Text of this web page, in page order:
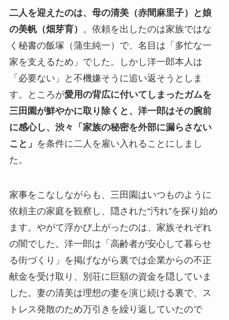
二人を迎えたのは、母の清美（赤間麻里子）と娘
の美帆（畑芽育） 。依頼を出したのは家族ではな
く秘書の飯塚（蒲生純一）で、名目は「多忙な一
家を支えるため」でした。しかし洋一郎本人は
「必要ない」と不機嫌そうに追い返そうとしま
す。ところが愛用の背広に付いてしまったガムを
三田園が鮮やかに取り除くと、洋一郎はその腕前
に感心し、渋々「家族の秘密を外部に漏らさない
こと」 を条件に二人を雇い入れることにしまし
た。
家事をこなしながらも、三田園はいつものように
依頼主の家庭を観察し、隠された“汚れ”を探り始め
ます。やがて浮かび上がったのは、家族それぞれ
の闇でした。洋一郎は「高齢者が安心して暮らせ
る街づくり」を掲げながら裏では企業からの不正
献金を受け取り、別荘に巨額の資金を隠していま
した。妻の清美は理想の妻を演じ続ける裏で、ス
トレス発散のため万引きを繰り返していたので